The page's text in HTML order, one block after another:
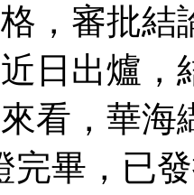
，審批結
日出爐，
看，華
完畢，已